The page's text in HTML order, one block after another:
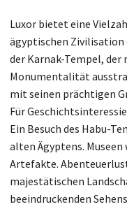
Luxor bietet eine
ägyptischen Zivilisation
der Karnak-Tempel, der
Monumentalität
mit seinen prächtigen
Für
Ein Besuch des Habu-
alten Ägyptens.
Artefakte.
majestätischen
beeindruckenden